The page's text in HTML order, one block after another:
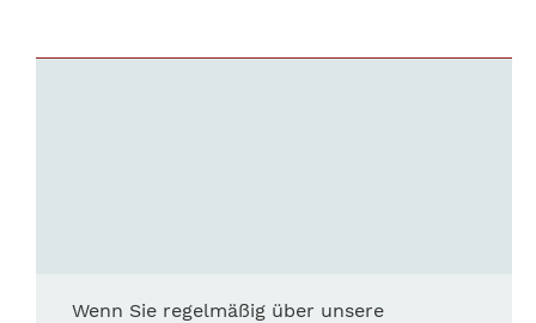
Wenn Sie regelmäßig über unsere